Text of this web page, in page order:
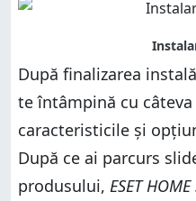
După finalizarea
te întâmpină cu
caracteristicile și
După ce ai parcurs
produsului, ESET